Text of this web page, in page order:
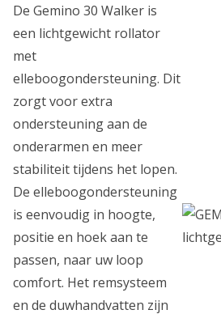
De Gemino 30 Walker is
een lichtgewicht rollator
met
elleboogondersteuning. Dit
zorgt voor extra
ondersteuning aan de
onderarmen en meer
stabiliteit tijdens het lopen.
De elleboogondersteuning
is eenvoudig in hoogte,
positie en hoek aan te
passen, naar uw loop
comfort. Het remsysteem
en de duwhandvatten zijn